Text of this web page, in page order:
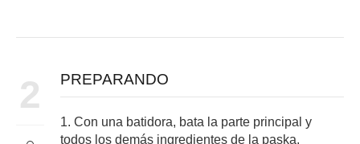
2 PREPARANDO
1. Con una batidora, bata la parte principal y
todos los demás ingredientes de la paska,